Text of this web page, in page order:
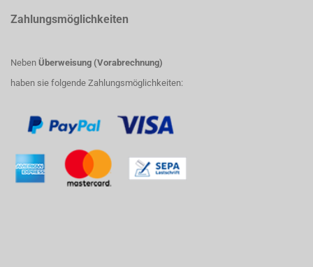
Zahlungsmöglichkeiten
Neben Überweisung (Vorabrechnung)
haben sie folgende Zahlungsmöglichkeiten: